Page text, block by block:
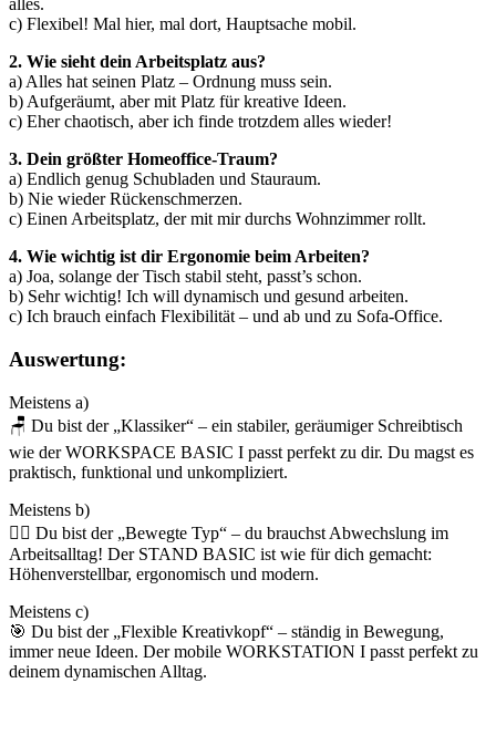
alles.
c) Flexibel! Mal hier, mal dort, Hauptsache mobil.
2. Wie sieht dein Arbeitsplatz aus?
a) Alles hat seinen Platz – Ordnung muss sein.
b) Aufgeräumt, aber mit Platz für kreative Ideen.
c) Eher chaotisch, aber ich finde trotzdem alles wieder!
3. Dein größter Homeoffice-Traum?
a) Endlich genug Schubladen und Stauraum.
b) Nie wieder Rückenschmerzen.
c) Einen Arbeitsplatz, der mit mir durchs Wohnzimmer rollt.
4. Wie wichtig ist dir Ergonomie beim Arbeiten?
a) Joa, solange der Tisch stabil steht, passt’s schon.
b) Sehr wichtig! Ich will dynamisch und gesund arbeiten.
c) Ich brauch einfach Flexibilität – und ab und zu Sofa-Office.
Auswertung:
Meistens a)
🪑 Du bist der „Klassiker“ – ein stabiler, geräumiger Schreibtisch
wie der WORKSPACE BASIC I passt perfekt zu dir. Du magst es
praktisch, funktional und unkompliziert.
Meistens b)
🏃‍♂️ Du bist der „Bewegte Typ“ – du brauchst Abwechslung im
Arbeitsalltag! Der STAND BASIC ist wie für dich gemacht:
Höhenverstellbar, ergonomisch und modern.
Meistens c)
🎯 Du bist der „Flexible Kreativkopf“ – ständig in Bewegung,
immer neue Ideen. Der mobile WORKSTATION I passt perfekt zu
deinem dynamischen Alltag.